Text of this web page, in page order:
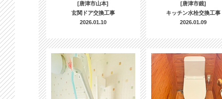
[唐津市山本]
玄関ドア交換工事
2026.01.10
[唐津市鏡]
キッチン水栓交換工事
2026.01.09